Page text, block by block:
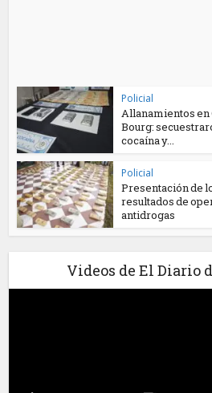
Policial
Allanamientos en
Bourg:
cocaína y...
Policial
Presentación de
resultados de
antidrogas
Videos de El Diario